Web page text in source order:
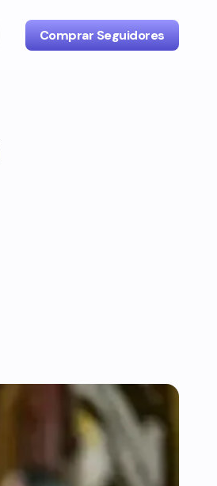
Comprar Seguidores